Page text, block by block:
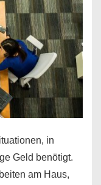
in
Geld benötigt.
am Haus,